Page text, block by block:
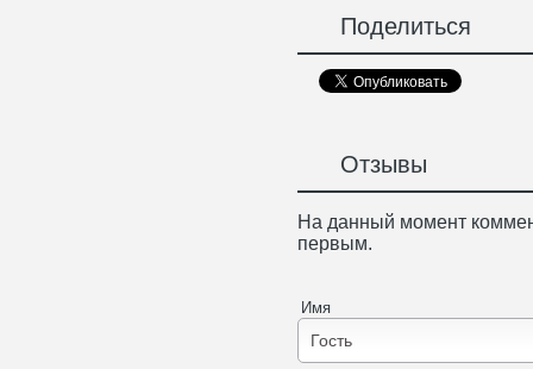
Поделиться
Отзывы
На данный момент
первым.
Имя